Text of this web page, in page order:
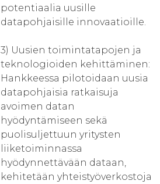
potentiaalia uusille
datapohjaisille innovaatioille.
3) Uusien toimintatapojen ja
teknologioiden kehittäminen:
Hankkeessa pilotoidaan uusia
datapohjaisia ratkaisuja
avoimen datan
hyödyntämiseen sekä
puolisuljettuun yritysten
liiketoiminnassa
hyödynnettävään dataan,
kehitetään yhteistyöverkostoja